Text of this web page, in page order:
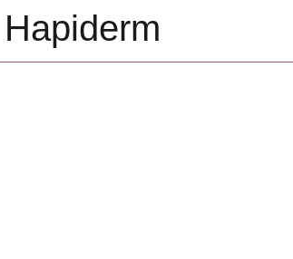
Hapiderm